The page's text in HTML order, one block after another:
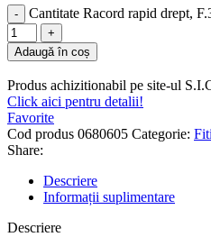
Cantitate Racord rapid drept,
Adaugă în coș
Produs achizitionabil pe site-ul
Click aici pentru detalii!
Favorite
Cod produs 0680605 Categorie:
Share:
Descriere
Informații suplimentare
Descriere